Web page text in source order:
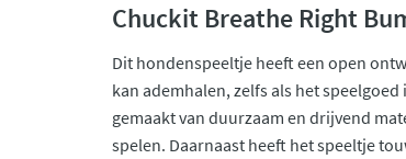
Chuckit Breathe Right
Dit hondenspeeltje heeft een open
kan ademhalen, zelfs als het
gemaakt van duurzaam en drijvend
spelen. Daarnaast heeft het speeltje